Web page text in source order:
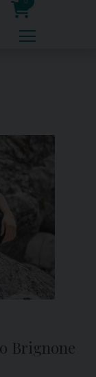
0
prodotti
Brignone